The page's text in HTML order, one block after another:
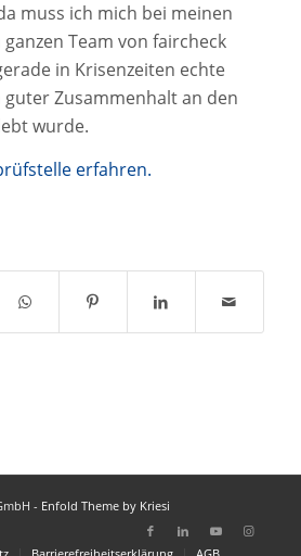
muss ich mich bei meinen
Team von faircheck
in Krisenzeiten echte
Zusammenhalt an den
wurde.
erfahren.
- Enfold Theme by Kriesi